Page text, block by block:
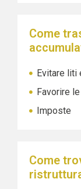
Come
Evitare liti
Favorire
Imposte
Come